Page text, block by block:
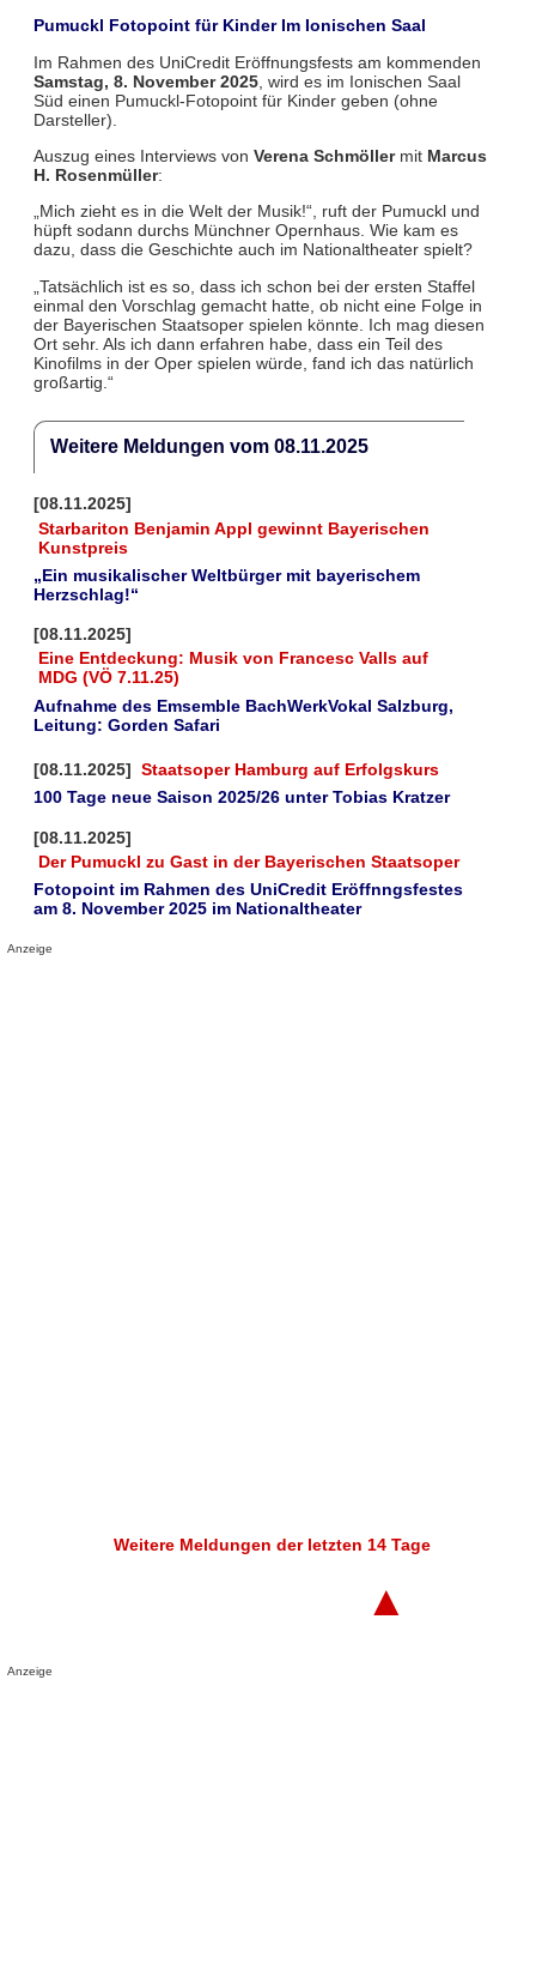
Pumuckl Fotopoint für Kinder Im Ionischen Saal
Im Rahmen des UniCredit Eröffnungsfests am kommenden
Samstag, 8. November 2025, wird es im Ionischen Saal
Süd einen Pumuckl-Fotopoint für Kinder geben (ohne
Darsteller).
Auszug eines Interviews von Verena Schmöllermit Marcus
H. Rosenmüller:
„Mich zieht es in die Welt der Musik!“, ruft der Pumuckl und
hüpft sodann durchs Münchner Opernhaus. Wie kam es
dazu, dass die Geschichte auch im Nationaltheater spielt?
„Tatsächlich ist es so, dass ich schon bei der ersten Staffel
einmal den Vorschlag gemacht hatte, ob nicht eine Folge in
der Bayerischen Staatsoper spielen könnte. Ich mag diesen
Ort sehr. Als ich dann erfahren habe, dass ein Teil des
Kinofilms in der Oper spielen würde, fand ich das natürlich
großartig.“
Weitere Meldungen vom 08.11.2025
[08.11.2025]
Starbariton Benjamin Appl gewinnt Bayerischen
Kunstpreis
„Ein musikalischer Weltbürger mit bayerischem
Herzschlag!“
[08.11.2025]
Eine Entdeckung: Musik von Francesc Valls auf
MDG (VÖ 7.11.25)
Aufnahme des Emsemble BachWerkVokal Salzburg,
Leitung: Gorden Safari
[08.11.2025] Staatsoper Hamburg auf Erfolgskurs
100 Tage neue Saison 2025/26 unter Tobias Kratzer
[08.11.2025]
Der Pumuckl zu Gast in der Bayerischen Staatsoper
Fotopoint im Rahmen des UniCredit Eröffnngsfestes
am 8. November 2025 im Nationaltheater
Anzeige
Weitere Meldungen der letzten 14 Tage
▲
Anzeige